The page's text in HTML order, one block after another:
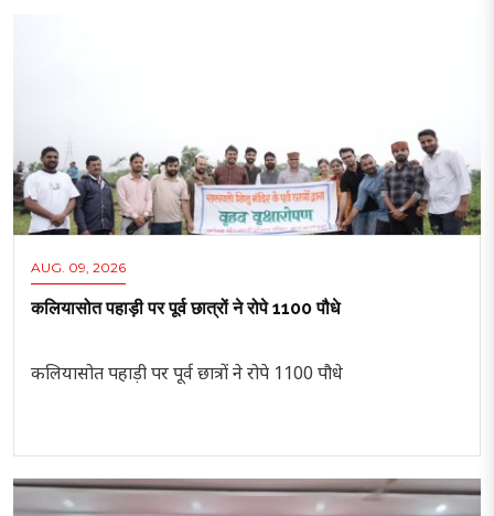
AUG. 09, 2026
कलियासोत पहाड़ी पर पूर्व छात्रों ने रोपे 1100 पौधे
कलियासोत पहाड़ी पर पूर्व छात्रों ने रोपे 1100 पौधे